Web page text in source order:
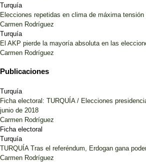
Turquía
Elecciones repetidas en clima de máxima tensión
Carmen Rodríguez
Turquía
El AKP pierde la mayoría absoluta en las
Carmen Rodríguez
Publicaciones
Turquía
Ficha electoral: TURQUÍA / Elecciones
junio de 2018
Carmen Rodríguez
Ficha electoral
Turquía
TURQUÍA Tras el referéndum, Erdogan gana
Carmen Rodríguez